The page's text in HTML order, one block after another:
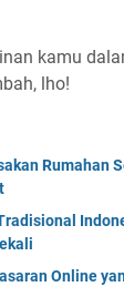
kamu
lho!
Rumahan
Online